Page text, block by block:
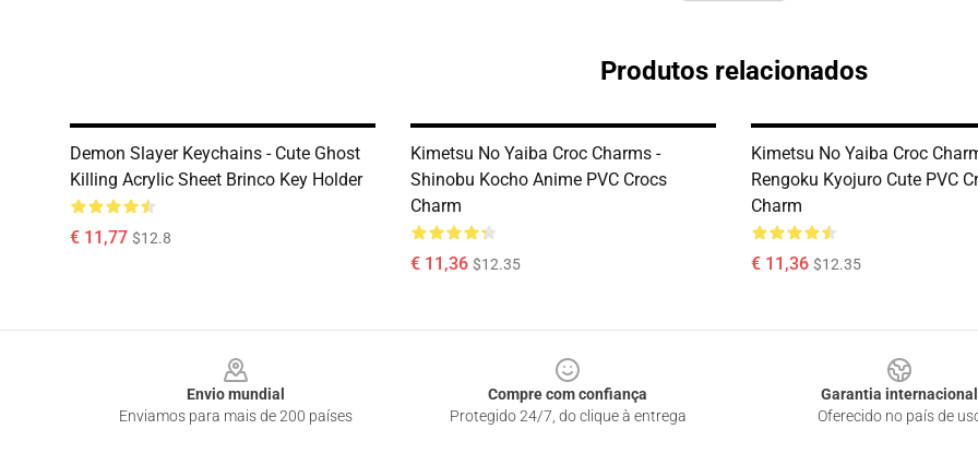
Produtos relacionados
Demon Slayer Keychains - Cute Ghost
Killing Acrylic Sheet Brinco Key Holder
€ 11,77 $12.8
Kimetsu No Yaiba Croc Charms -
Shinobu Kocho Anime PVC Crocs
Charm
€ 11,36 $12.35
Kimetsu No Yaiba Croc
Rengoku Kyojuro Cute PVC
Charm
€ 11,36 $12.35
Envio mundial
Enviamos para mais de 200 países
Compre com confiança
Protegido 24/7, do clique à entrega
Garantia internacional
Oferecido no país de